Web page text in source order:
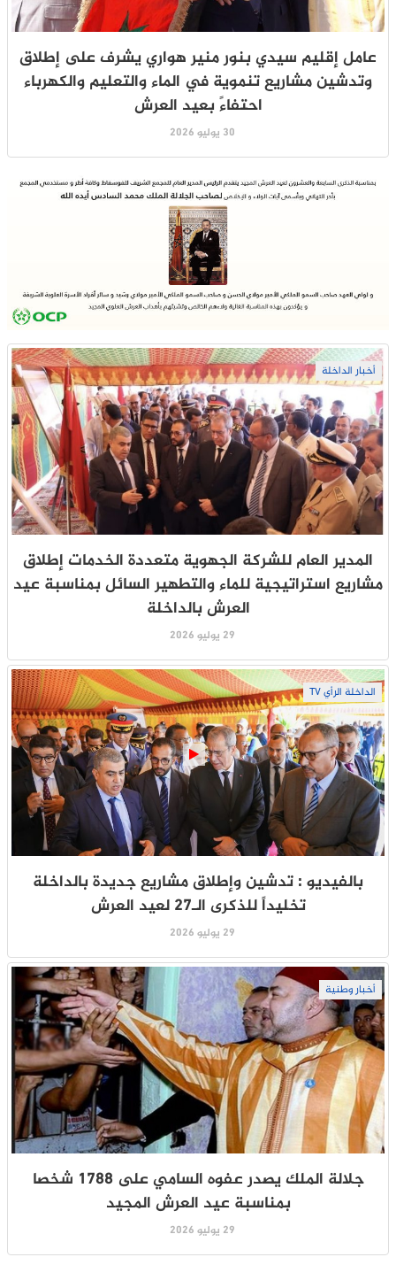
عامل إقليم سيدي بنور منير هواري يشرف على إطلاق
وتدشين مشاريع تنموية في الماء والتعليم والكهرباء
احتفاءً بعيد العرش
30 يوليو 2026
أخبار الداخلة
المدير العام للشركة الجهوية متعددة الخدمات إطلاق
مشاريع استراتيجية للماء والتطهير السائل بمناسبة عيد
العرش بالداخلة
29 يوليو 2026
الداخلة الرأي TV
بالفيديو : تدشين وإطلاق مشاريع جديدة بالداخلة
تخليداً للذكرى الـ27 لعيد العرش
29 يوليو 2026
أخبار وطنية
جلالة الملك يصدر عفوه السامي على 1788 شخصا
بمناسبة عيد العرش المجيد
29 يوليو 2026